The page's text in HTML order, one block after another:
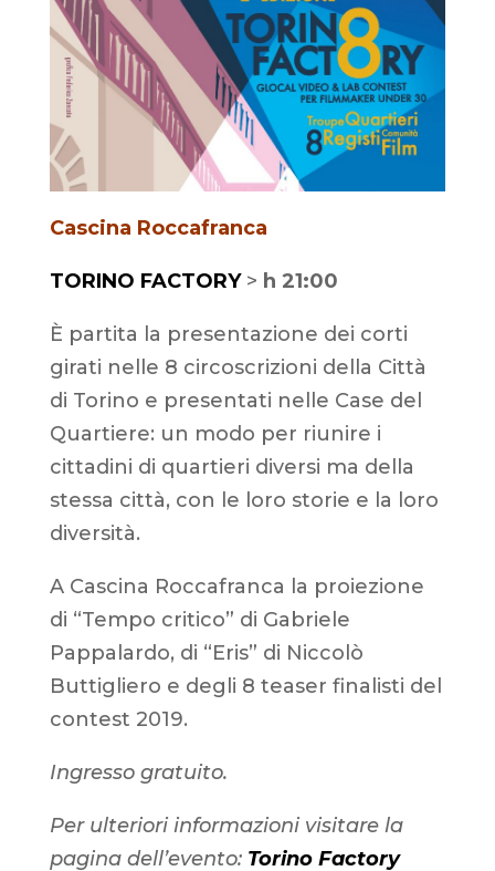
Cascina Roccafranca
TORINO FACTORY> h 21:00
È partita la presentazione dei corti
girati nelle 8 circoscrizioni della Città
di Torino e presentati nelle Case del
Quartiere: un modo per riunire i
cittadini di quartieri diversi ma della
stessa città, con le loro storie e la loro
diversità.
A Cascina Roccafranca la proiezione
di “Tempo critico” di Gabriele
Pappalardo, di “Eris” di Niccolò
Buttigliero e degli 8 teaser finalisti del
contest 2019.
Ingresso gratuito.
Per ulteriori informazioni visitare la
pagina dell’evento: Torino Factory